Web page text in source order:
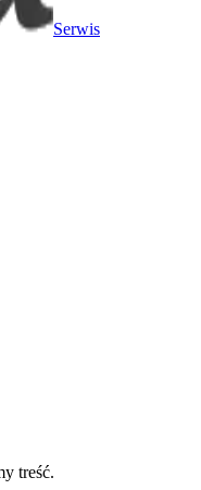
Serwis
treść.